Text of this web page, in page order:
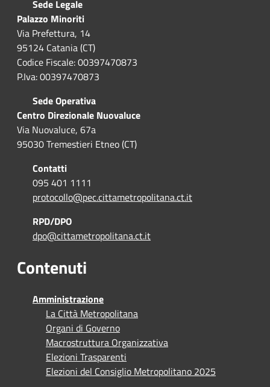
Sede Legale
Palazzo Minoriti
Via Prefettura, 14
95124 Catania (CT)
Codice Fiscale: 00397470873
P.Iva: 00397470873
Sede Operativa
Centro Direzionale Nuovaluce
Via Nuovaluce, 67a
95030 Tremestieri Etneo (CT)
Contatti
095 401 1111
protocollo@pec.cittametropolitana.ct.it
RPD/DPO
dpo@cittametropolitana.ct.it
Contenuti
Amministrazione
La Città Metropolitana
Organi di Governo
Macrostruttura Organizzativa
Elezioni Trasparenti
Elezioni del Consiglio Metropolitano 2025